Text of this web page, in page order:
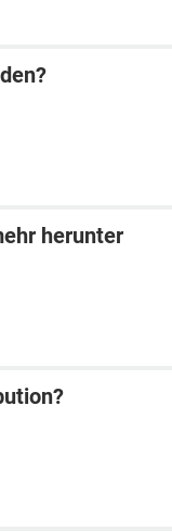
herunter